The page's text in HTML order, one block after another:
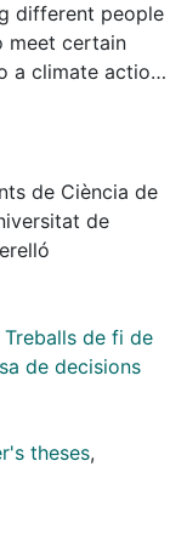
different people
meet certain
a climate action,
initiate a
(CRD)
these
is the kind of
report we
This
Learning (ML)
of addressing
that an
beginning of
mainly in the
de Ciència de
de
Treballs de fi de
de decisions
theses,